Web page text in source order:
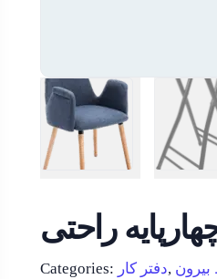
راحتی
Categories: دفتر کار,